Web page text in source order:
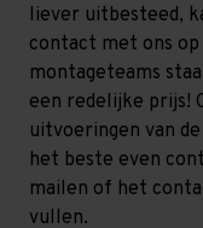
liever uitbesteed,
contact met ons
montageteams
een redelijke prijs!
uitvoeringen van
het beste even
mailen of het
vullen.